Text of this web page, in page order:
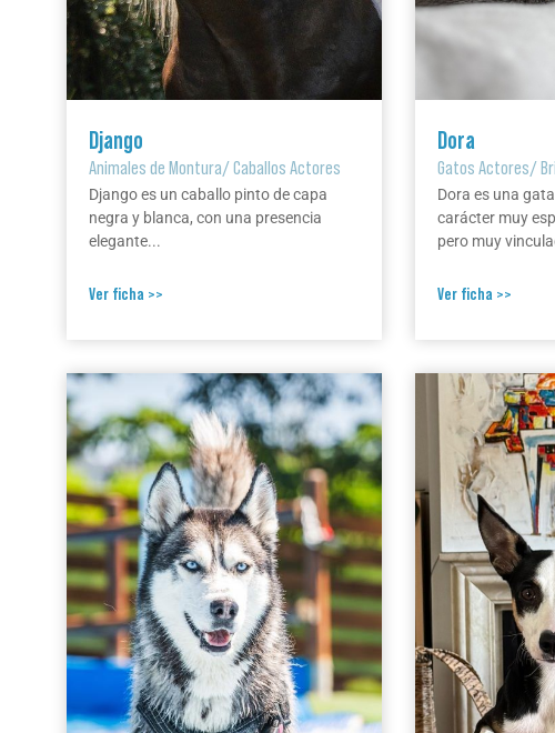
Django
Animales de Montura/Caballos Actores
Django es un caballo pinto de capa
negra y blanca, con una presencia
elegante...
Ver ficha >>
Dora
Gatos Actores/
Dora es una
carácter muy
pero muy
Ver ficha >>